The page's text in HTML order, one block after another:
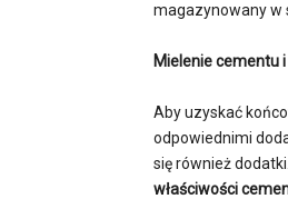
magazynowany w
Mielenie cementu
Aby uzyskać
odpowiednimi
się również
właściwości